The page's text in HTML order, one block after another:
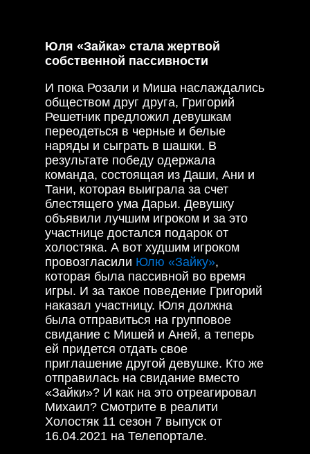
Юля «Зайка» стала жертвой
собственной пассивности
И пока Розали и Миша наслаждались
обществом друг друга, Григорий
Решетник предложил девушкам
переодеться в черные и белые
наряды и сыграть в шашки. В
результате победу одержала
команда, состоящая из Даши, Ани и
Тани, которая выиграла за счет
блестящего ума Дарьи. Девушку
объявили лучшим игроком и за это
участнице достался подарок от
холостяка. А вот худшим игроком
провозгласили Юлю «Зайку»,
которая была пассивной во время
игры. И за такое поведение Григорий
наказал участницу. Юля должна
была отправиться на групповое
свидание с Мишей и Аней, а теперь
ей придется отдать свое
приглашение другой девушке. Кто же
отправилась на свидание вместо
«Зайки»? И как на это отреагировал
Михаил? Смотрите в реалити
Холостяк 11 сезон 7 выпуск от
16.04.2021 на Телепортале.